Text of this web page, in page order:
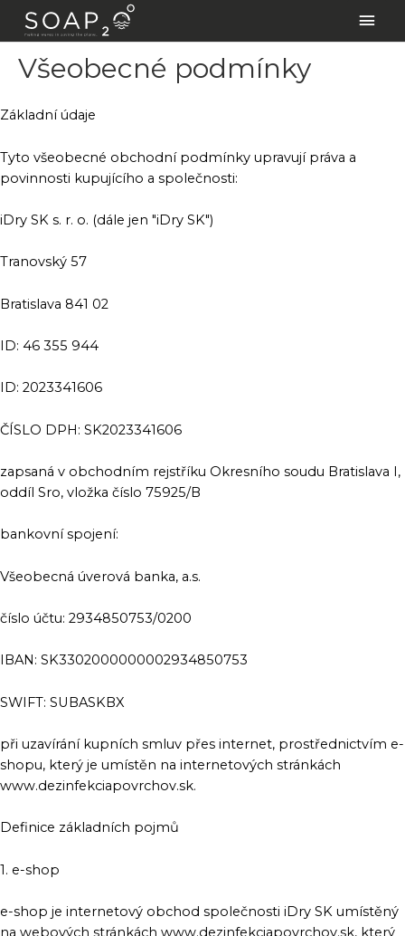
Přeskočit
Všeobecné podmínky
Základní údaje
Tyto všeobecné obchodní podmínky upravují práva a
povinnosti kupujícího a společnosti:
iDry SK s. r. o. (dále jen "iDry SK")
Tranovský 57
Bratislava 841 02
ID: 46 355 944
ID: 2023341606
ČÍSLO DPH: SK2023341606
zapsaná v obchodním rejstříku Okresního soudu Bratislava I,
oddíl Sro, vložka číslo 75925/B
bankovní spojení:
Všeobecná úverová banka, a.s.
číslo účtu: 2934850753/0200
IBAN: SK3302000000002934850753
SWIFT: SUBASKBX
při uzavírání kupních smluv přes internet, prostřednictvím e-
shopu, který je umístěn na internetových stránkách
www.dezinfekciapovrchov.sk.
Definice základních pojmů
1. e-shop
e-shop je internetový obchod společnosti iDry SK umístěný
na webových stránkách www.dezinfekciapovrchov.sk, který